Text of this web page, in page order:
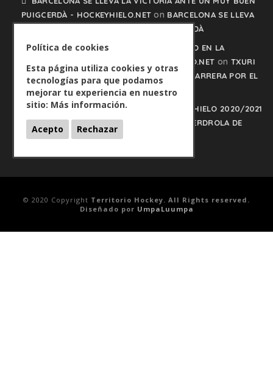
PUIGCERDÀ - HOCKEYHIELO.NET on BARCELONA SE LLEVA
LA VICTORIA ANTE UN MUY BUEN PUIGCERDÀ
TXURI URDIN Y JACA NO PISAN EL FRENO EN LA
CARRERA POR EL LIDERATO - HOCKEYHIELO.NET on TXURI
URDIN Y JACA NO PISAN EL FRENO EN LA CARRERA POR EL
LIDERATO
PLAY OFFS LIGA IBERDROLA DE HOCKEY HIELO 2020/2021
- HOCKEYHIELO.NETonPLAY OFFS LIGA IBERDROLA DE
HOCKEY HIELO 2020/2021
© 2020 Copyright Territorio Hockey. All Rights reserved.
Diseñado por UmpaLuumpa
Política de cookies
Esta página utiliza cookies y otras
tecnologías para que podamos
mejorar tu experiencia en nuestro
sitio: Más información.
Acepto Rechazar